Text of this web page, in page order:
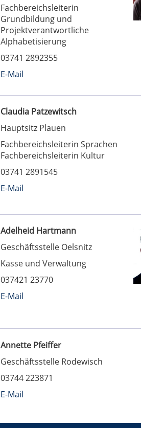
Fachbereichsleiterin
Grundbildung und
Projektverantwortliche
Alphabetisierung
03741 2892355
E-Mail
Claudia Patzewitsch
Hauptsitz Plauen
Fachbereichsleiterin Sprachen
Fachbereichsleiterin Kultur
03741 2891545
E-Mail
Adelheid Hartmann
Geschäftsstelle Oelsnitz
Kasse und Verwaltung
037421 23770
E-Mail
Annette Pfeiffer
Geschäftsstelle Rodewisch
03744 223871
E-Mail